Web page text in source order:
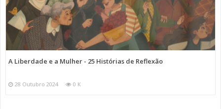
A Liberdade e a Mulher - 25 Histórias de Reflexão
28 Outubro 2024 0 K